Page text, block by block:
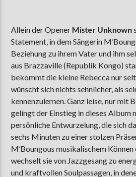
Allein der Opener Mister Unknown
Statement, in dem Sängerin
Beziehung zu ihrem Vater und ihm
aus Brazzaville (Republik Kongo)
bekommt die kleine Rebecca nur
wünscht sich nichts sehnlicher, als
kennenzulernen. Ganz leise, nur mit
gelingt der Einstieg in dieses Album
persönliche Entwurzelung, die sich
sechs Minuten zu einer stolzen
M’Boungous musikalischem
wechselt sie von Jazzgesang zu
und kraftvollen Soulpassagen, in